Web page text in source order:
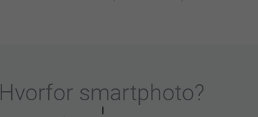
Hvorfor smartphoto?